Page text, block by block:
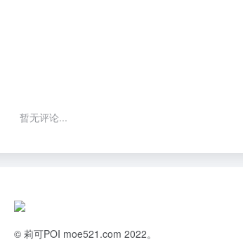
暂无评论...
© 莉可POI moe521.com 2022。